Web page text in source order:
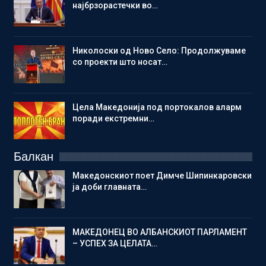
најбрзорастечки во…
Николоски од Ново Село: Продолжуваме
со проекти што носат…
Цела Македонија под портокалов аларм
поради екстремни…
Балкан
Македонскиот поет Димче Шипинкаровски
ја доби главната…
МАКЕДОНЕЦ ВО АЛБАНСКИОТ ПАРЛАМЕНТ
– УСПЕХ ЗА ЦЕЛАТА…